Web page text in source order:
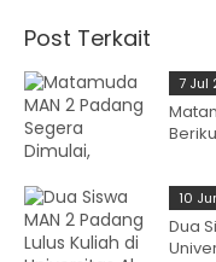
Post Terkait
7 Jul
10
Dua